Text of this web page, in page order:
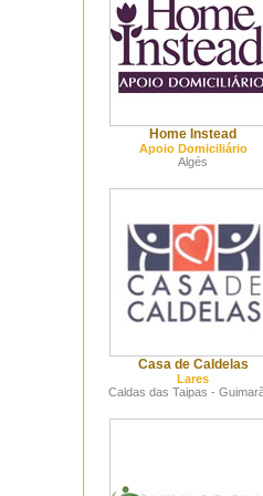
Home Instead
Apoio Domiciliário
Algés
Casa de Caldelas
Lares
Caldas das Taipas -